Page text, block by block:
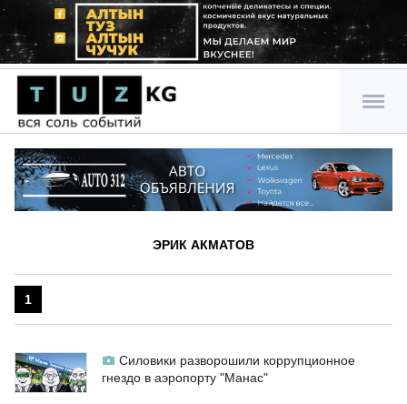
ЭРИК АКМАТОВ
1
Силовики разворошили коррупционное
гнездо в аэропорту "Манас"